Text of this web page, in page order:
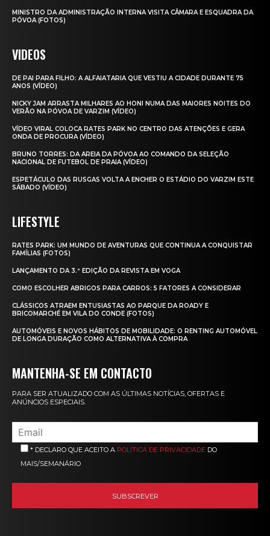
MINISTRO DA ADMINISTRAÇÃO INTERNA VISITA CÂMARA E ESQUADRA DA
PÓVOA (FOTOS)
VIDEOS
DE PAI PARA FILHO: A ALFAIATARIA QUE VESTIU A CIDADE DURANTE 75
ANOS (VÍDEO)
NICKY JAM ARRASTA MILHARES AO HONI NUMA DAS MAIORES NOITES DO
VERÃO NA PÓVOA DE VARZIM (VÍDEO)
VÍDEO VIRAL COLOCA RATES PARK NO CENTRO DAS ATENÇÕES E GERA
ONDA DE PROCURA (VÍDEO)
BRUNO TORRES: DA AREIA DA PÓVOA AO COMANDO DA SELEÇÃO
NACIONAL DE FUTEBOL DE PRAIA (VÍDEO)
ESPETÁCULO DAS RUSGAS VOLTA A ENCHER O ESTÁDIO DO VARZIM ESTE
SÁBADO (VÍDEO)
LIFESTYLE
RATES PARK: UM MUNDO DE AVENTURAS QUE CONTINUA A CONQUISTAR
FAMÍLIAS (FOTOS)
LANÇAMENTO DA 3.ª EDIÇÃO DA REVISTA EM VOGA
COMO ESCOLHER ABRIGOS PARA CARROS: 5 FATORES A CONSIDERAR
CLÁSSICOS ATRAEM ENTUSIASTAS AO PARQUE DA ROADY E
BRICOMARCHÉ EM VILA DO CONDE (FOTOS)
AUTOMÓVEIS E NOVOS HÁBITOS DE MOBILIDADE: O RENTING AUTOMÓVEL
DE LONGA DURAÇÃO COMO ALTERNATIVA À COMPRA
MANTENHA-SE EM CONTACTO
PARA SER ATUALIZADO COM AS ÚLTIMAS NOTÍCIAS, OFERTAS E
ANÚNCIOS ESPECIAIS.
* DECLARO QUE ACEITO A POLÍTICA DE PRIVACIDADE DO
MAIS/SEMANÁRIO